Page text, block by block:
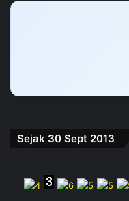
Sejak 30 Sept 2013